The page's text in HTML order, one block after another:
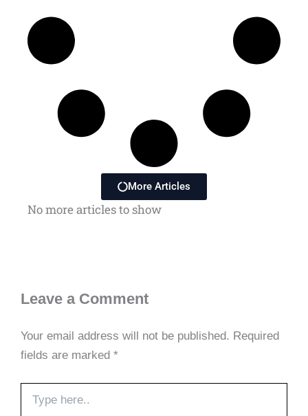
More Articles
No more articles to show
Leave a Comment
Your email address will not be published. Required
fields are marked *
here..